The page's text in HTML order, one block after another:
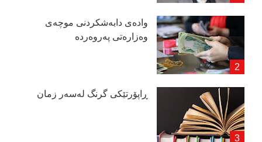
وادەی دابەشكردنی موچەی
وەزارەتی پەروەردە
ڕاپۆرتێكی گرنگ لەسەر زمان